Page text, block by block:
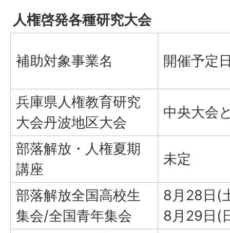
人権啓発各種研究大会
補助対象事業名 開催予定
兵庫県人権教育研究
大会丹波地区大会
中央大会
部落解放・人権夏期
講座
未定
部落解放全国高校生
集会/全国青年集会
8月28日(
8月29日(